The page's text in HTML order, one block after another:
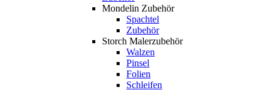
Mondelin Zubehör
Spachtel
Zubehör
Storch Malerzubehör
Walzen
Pinsel
Folien
Schleifen